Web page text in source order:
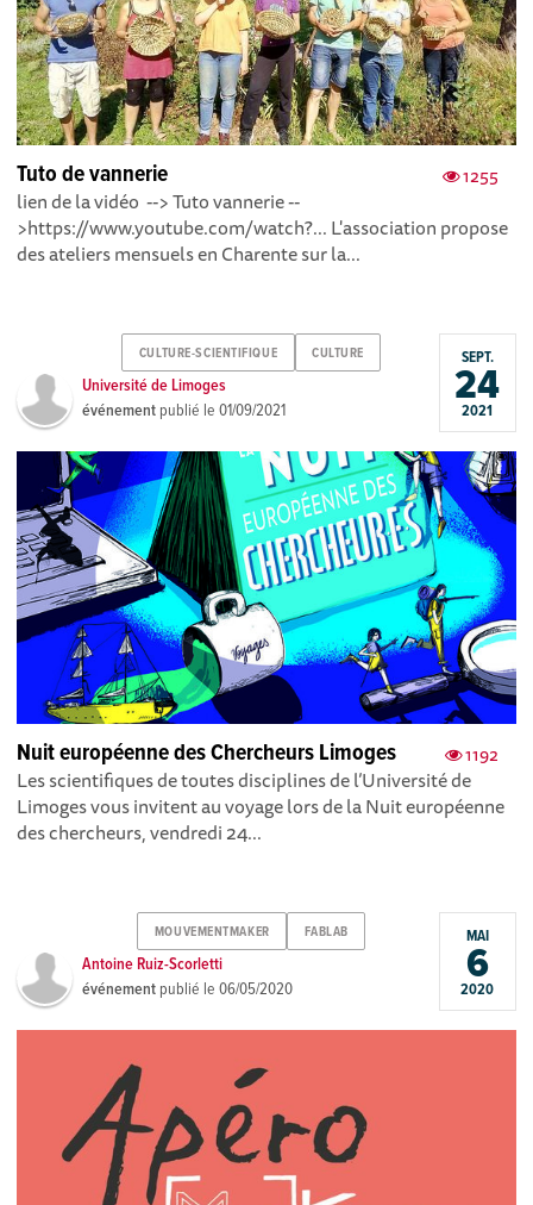
1255
Tuto de vannerie
lien de la vidéo --> Tuto vannerie --
>https://www.youtube.com/watch?... L'association propose
des ateliers mensuels en Charente sur la...
CULTURE-SCIENTIFIQUE CULTURE
Université de Limoges
événement publié le01/09/2021
SEPT.
24
2021
1192
Nuit européenne des Chercheurs Limoges
Les scientifiques de toutes disciplines de l’Université de
Limoges vous invitent au voyage lors de la Nuit européenne
des chercheurs, vendredi 24...
MOUVEMENTMAKER FABLAB
Antoine Ruiz-Scorletti
événement publié le06/05/2020
MAI
6
2020